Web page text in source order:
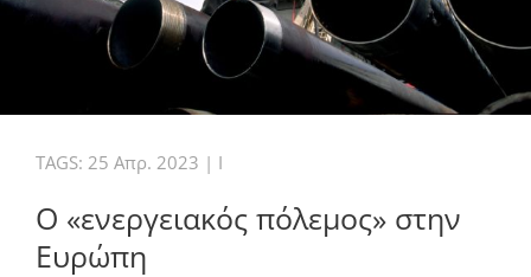
TAGS: 25 Απρ. 2023 | I
Ο «ενεργειακός πόλεμος» στην
Ευρώπη